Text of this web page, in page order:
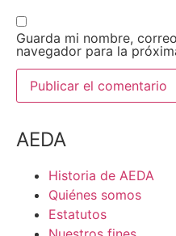
Guarda mi nombre,
navegador para la
AEDA
Historia de AEDA
Quiénes somos
Estatutos